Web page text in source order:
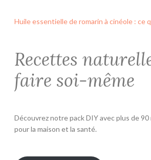
Huile essentielle de romarin à cinéole : ce
Recettes
faire soi-même
Découvrez notre pack DIY avec plus de
pour la maison et la santé.